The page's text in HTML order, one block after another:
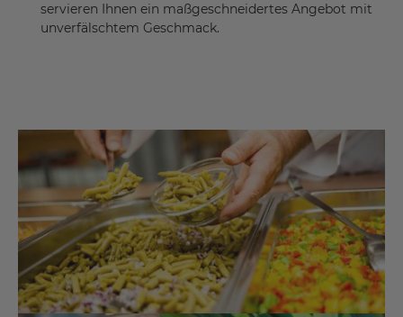
servieren Ihnen ein maßgeschneidertes Angebot mit
unverfälschtem Geschmack.